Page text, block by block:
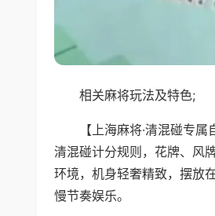
相关麻将玩法及特色;
【上海麻将·清混碰专
清混碰计分规则，花牌、风
环境，机身轻奢精致，摆放
慢节奏娱乐。